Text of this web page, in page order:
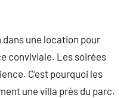
dans une location pour
conviviale. Les soirées
C’est pourquoi les
une villa près du parc.